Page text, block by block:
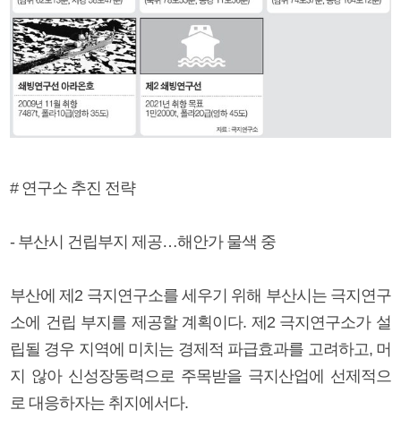
# 연구소 추진 전략
- 부산시 건립부지 제공…해안가 물색 중
부산에 제2 극지연구소를 세우기 위해 부산시는 극지연구
소에 건립 부지를 제공할 계획이다. 제2 극지연구소가 설
립될 경우 지역에 미치는 경제적 파급효과를 고려하고, 머
지 않아 신성장동력으로 주목받을 극지산업에 선제적으
로 대응하자는 취지에서다.